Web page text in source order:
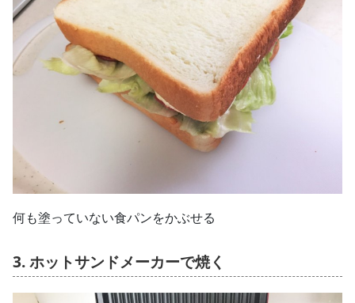
何も塗っていない食パンをかぶせる
3. ホットサンドメーカーで焼く